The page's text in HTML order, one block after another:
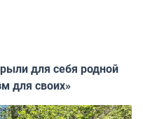
для себя родной
для своих»